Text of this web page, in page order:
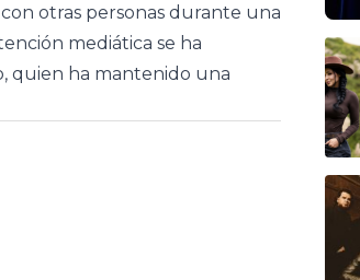
otras personas durante una
mediática se ha
quien ha mantenido una